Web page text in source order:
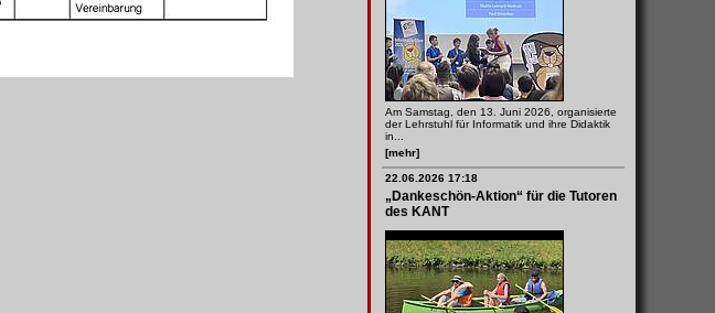
Am Samstag, den 13. Juni 2026, organisierte
der Lehrstuhl für Informatik und ihre Didaktik
in...
[mehr]
22.06.2026 17:18
„Dankeschön-Aktion“ für die Tutoren
des KANT